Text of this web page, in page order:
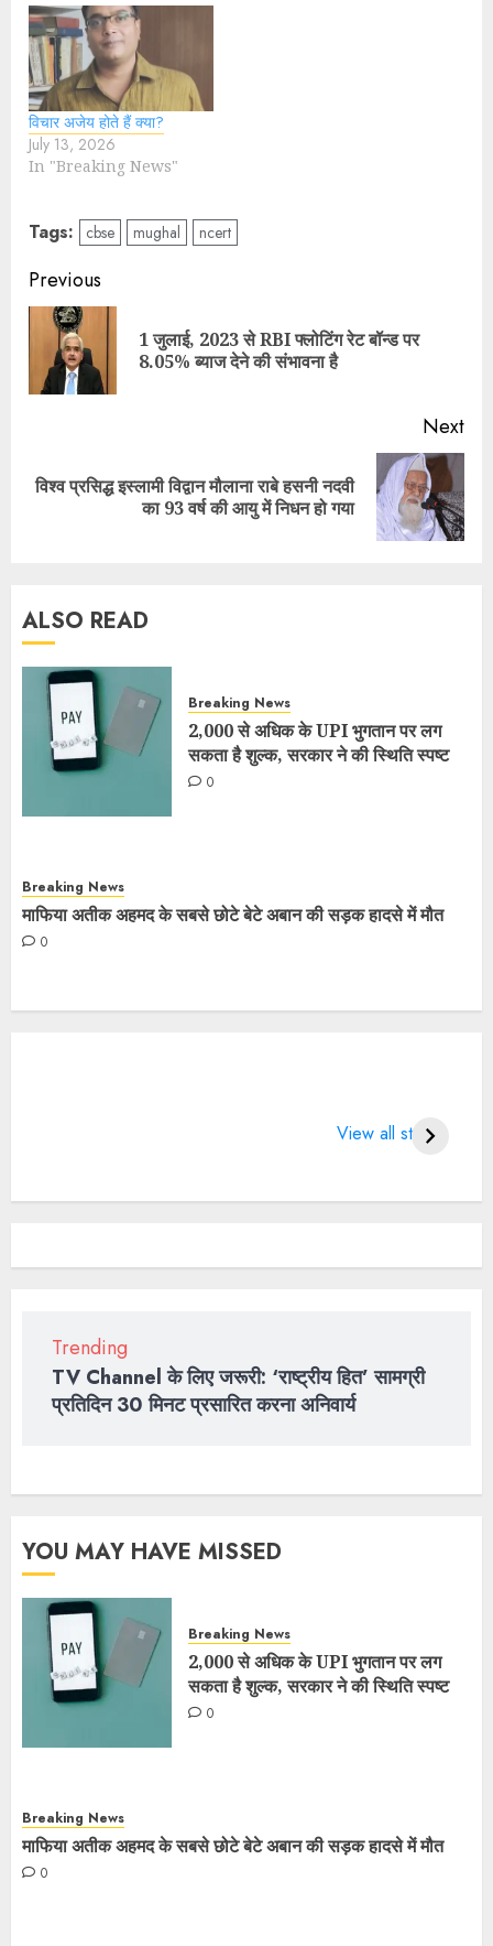
विचार अजेय होते हैं क्या?
July 13, 2026
In "Breaking News"
Tags: cbse mughal ncert
Previous
1 जुलाई, 2023 से RBI फ्लोटिंग रेट बॉन्ड पर
8.05% ब्याज देने की संभावना है
Next
विश्व प्रसिद्ध इस्लामी विद्वान मौलाना राबे हसनी नदवी
का 93 वर्ष की आयु में निधन हो गया
ALSO READ
Breaking News
2,000 से अधिक के UPI भुगतान पर लग
सकता है शुल्क, सरकार ने की स्थिति स्पष्ट
0
Breaking News
माफिया अतीक अहमद के सबसे छोटे बेटे अबान की सड़क हादसे में मौत
0
View all stories
SPORTS QUOTES
Trending
TV Channel के लिए जरूरी: ‘राष्ट्रीय हित’ सामग्री
प्रतिदिन 30 मिनट प्रसारित करना अनिवार्य
YOU MAY HAVE MISSED
Breaking News
2,000 से अधिक के UPI भुगतान पर लग
सकता है शुल्क, सरकार ने की स्थिति स्पष्ट
0
Breaking News
माफिया अतीक अहमद के सबसे छोटे बेटे अबान की सड़क हादसे में मौत
0